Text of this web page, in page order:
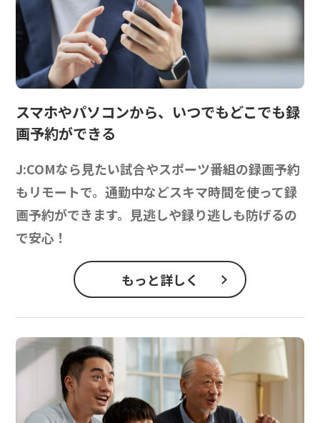
スマホやパソコンから、 いつでもどこでも録
画予約ができる
J:COMなら見たい試合やスポーツ番組の録画予約
もリモートで。通勤中などスキマ時間を使って録
画予約ができます。見逃しや録り逃しも防げるの
で安心！
もっと詳しく